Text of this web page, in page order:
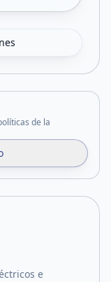
de la
e